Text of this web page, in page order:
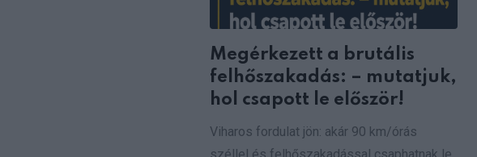
Megérkezett a brutális
felhőszakadás: – mutatjuk,
hol csapott le először!
Viharos fordulat jön: akár 90 km/órás